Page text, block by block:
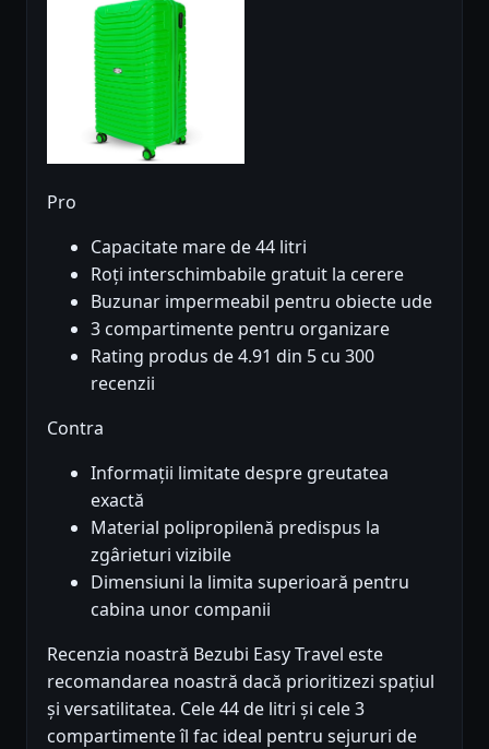
Pro
Capacitate mare de 44 litri
Roți interschimbabile gratuit la cerere
Buzunar impermeabil pentru obiecte ude
3 compartimente pentru organizare
Rating produs de 4.91 din 5 cu 300
recenzii
Contra
Informații limitate despre greutatea
exactă
Material polipropilenă predispus la
zgârieturi vizibile
Dimensiuni la limita superioară pentru
cabina unor companii
Recenzia noastră Bezubi Easy Travel este
recomandarea noastră dacă prioritizezi spațiul
și versatilitatea. Cele 44 de litri și cele 3
compartimente îl fac ideal pentru sejururi de